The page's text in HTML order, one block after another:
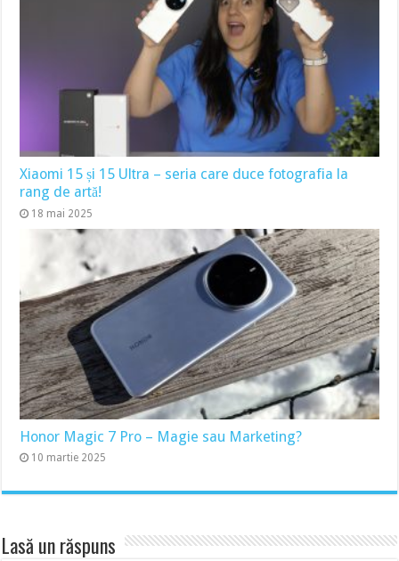
Xiaomi 15 și 15 Ultra – seria care duce fotografia la
rang de artă!
18 mai 2025
Honor Magic 7 Pro – Magie sau Marketing?
10 martie 2025
Lasă un răspuns